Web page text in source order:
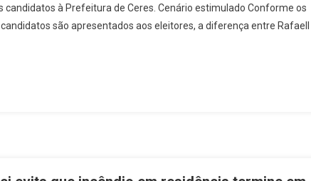
Estão
Tecnicamente
Pesquisa
à Prefeitura de Ceres. Cenário estimulado Conforme os
são apresentados aos eleitores, a diferença entre Rafaell